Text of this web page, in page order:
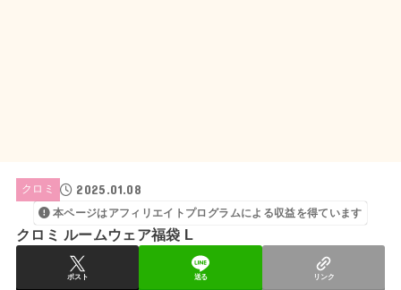
クロミ 2025.01.08
本ページはアフィリエイトプログラムによる収益を得ています
クロミ ルームウェア福袋 L
ポスト 送る リンク